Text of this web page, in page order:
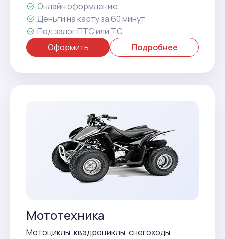
Онлайн оформление
Деньги на карту за 60 минут
Под залог ПТС или ТС
Оформить
Подробнее
Мототехника
Мотоциклы, квадроциклы, снегоходы